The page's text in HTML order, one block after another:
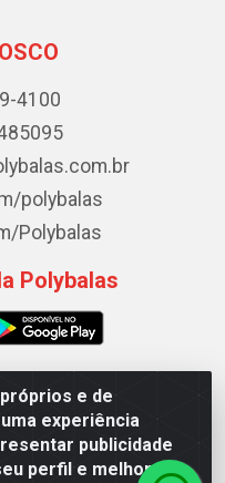
e de
experiência
publicidade
perfil e melhorar a
4100
polybalas
Polybalas
Polybalas
Souza, 173 Galpão B -
CEP 58.075-075 - CNPJ
61